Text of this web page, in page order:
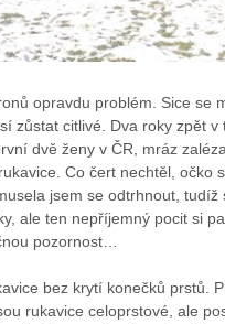
opravdu problém. Sice se
zůstat citlivé. Dva roky zpět v
dvě ženy v ČR, mráz
Co čert nechtěl, očko
jsem se odtrhnout, tudíž
ale ten nepříjemný pocit si
pozornost…
bez krytí konečků prstů.
rukavice celoprstové, ale